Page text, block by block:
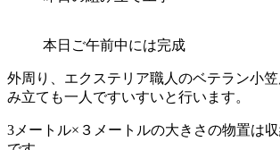
本日ご午前中には完成
外周り、エクステリア職人のベテラン小
み立ても一人ですいすいと行います。
3メートル×３メートルの大きさの物置は